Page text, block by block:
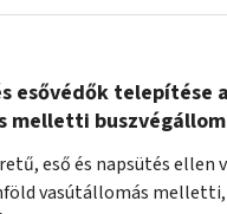
esővédők telepítése
melletti
eső és napsütés ellen
vasútállomás